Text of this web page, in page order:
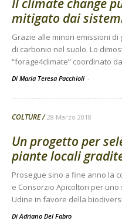
Il climate change
mitigato dai
Grazie alle minori emissioni di
di carbonio nel suolo. Lo
“forage4climate” coordinato
Di Maria Teresa Pacchioli -
COLTURE 28 Marzo 2018
Un progetto per
piante locali
Prosegue sino a fine anno la
e Consorzio Apicoltori per
Udine in favore della
Di Adriano Del Fabro